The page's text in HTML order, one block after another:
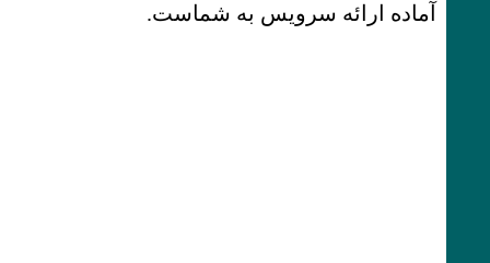
آماده ارائه سرویس به شماست.